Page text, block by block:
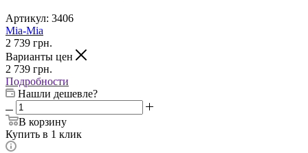
Артикул: 3406
Mia-Mia
2 739 грн.
Варианты цен
2 739 грн.
Подробности
Нашли дешевле?
В корзину
Купить в 1 клик